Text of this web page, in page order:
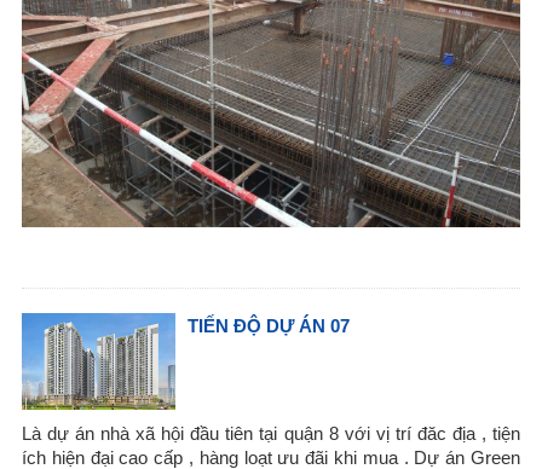
TIẾN ĐỘ DỰ ÁN 07
Là dự án nhà xã hội đầu tiên tại quận 8 với vị trí đăc địa , tiện
ích hiện đại cao cấp , hàng loạt ưu đãi khi mua . Dự án Green